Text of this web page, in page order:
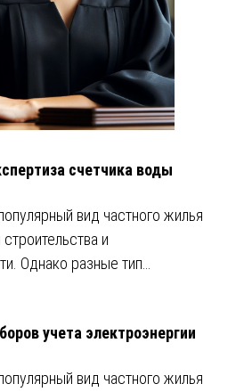
счетчика воды
вид частного жилья
и
Однако разные тип…
учета электроэнергии
вид частного жилья